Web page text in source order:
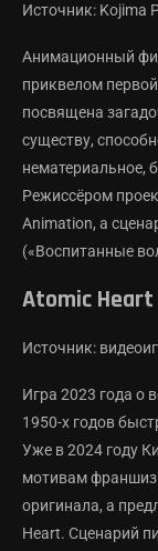
Источник: Kojima
Анимационный
приквелом
посвящена
существу,
нематериальное,
Режиссёром
Animation, а
(«Воспитанные
Atomic Heart
Источник:
Игра 2023 года о
1950-х годов
Уже в 2024 году
мотивам
оригинала, а
Heart. Сценарий